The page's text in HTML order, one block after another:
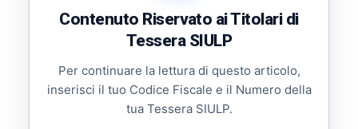
Contenuto Riservato ai Titolari di
Tessera SIULP
Per continuare la lettura di questo articolo,
inserisci il tuo Codice Fiscale e il Numero della
tua Tessera SIULP.